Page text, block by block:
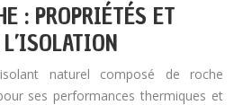
: PROPRIÉTÉS ET
naturel composé de roche
ses performances thermiques et